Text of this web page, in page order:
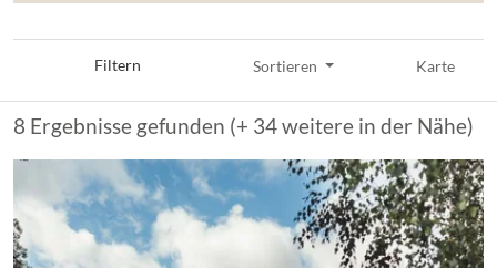
Filtern Sortieren Karte
8 Ergebnisse gefunden (+ 34 weitere in der Nähe)